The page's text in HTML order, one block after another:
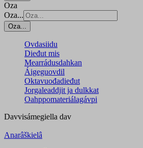
Oza
Oza...
Oza...
Ovdasiidu
Dieđut mis
Mearrádusdahkan
Áigeguovdil
Oktavuođadieđut
Jorgaleaddjit ja dulkkat
Oahppomateriálagávpi
Davvisámegiella dav
Anarâškielâ